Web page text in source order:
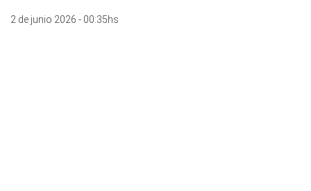
2 de junio 2026 - 00:35hs